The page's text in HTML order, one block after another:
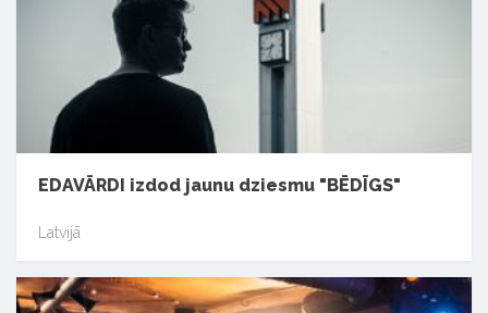
EDAVĀRDI izdod jaunu dziesmu "BĒDĪGS"
Latvijā